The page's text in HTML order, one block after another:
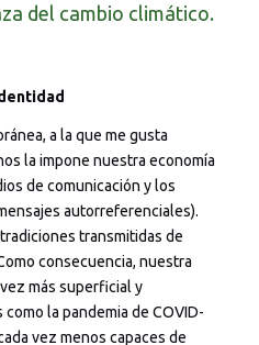
del cambio climático.
a la que me gusta
la impone nuestra economía
de comunicación y los
autorreferenciales).
transmitidas de
consecuencia, nuestra
más superficial y
la pandemia de COVID-
vez menos capaces de